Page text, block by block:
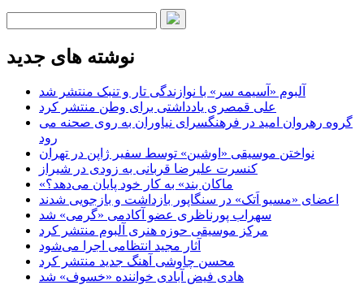
نوشته های جدید
آلبوم «آسیمه سر» با نوازندگی تار و تنبک منتشر شد
علی قمصری یادداشتی برای وطن منتشر کرد
گروه رهروان امید در فرهنگسرای نیاوران به روی صحنه می
رود
نواختن موسیقی «اوشین» توسط سفیر ژاپن در تهران
کنسرت علیرضا قربانی به زودی در شیراز
«ماکان بند» به کار خود پایان می‌دهد؟
اعضای «مسیو اَتک» در سنگاپور بازداشت و بازجویی شدند
سهراب پورناظری عضو آکادمی «گرمی» شد
مرکز موسیقی حوزه هنری آلبوم منتشر کرد
آثار مجید انتظامی اجرا می‌شود
محسن چاوشی آهنگ جدید منتشر کرد
هادی فیض آبادی خواننده «خسوف» شد